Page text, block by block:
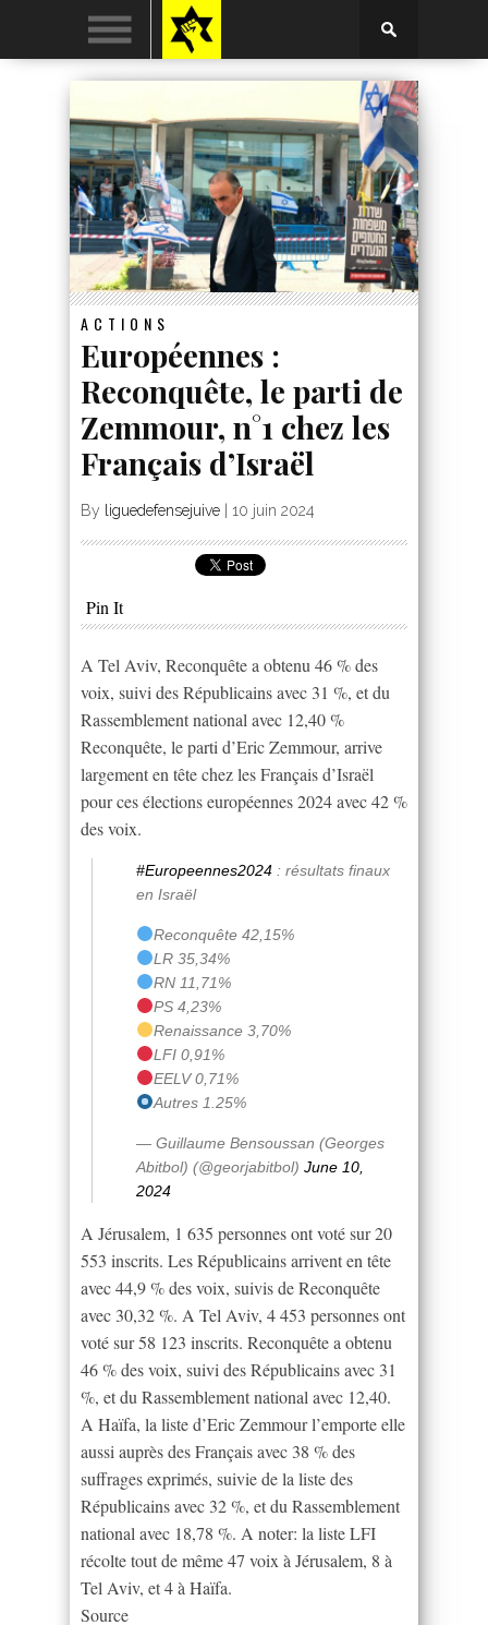
ACTIONS
Européennes :
Reconquête, le parti de
Zemmour, n°1 chez les
Français d’Israël
By liguedefensejuive 10 juin 2024
Pin It
A Tel Aviv, Reconquête a obtenu 46 % des
voix, suivi des Républicains avec 31 %, et du
Rassemblement national avec 12,40 %
Reconquête, le parti d’Eric Zemmour, arrive
largement en tête chez les Français d’Israël
pour ces élections européennes 2024 avec 42 %
des voix.
#Europeennes2024 : résultats finaux
en Israël
Reconquête 42,15%
LR 35,34%
RN 11,71%
PS 4,23%
Renaissance 3,70%
LFI 0,91%
EELV 0,71%
Autres 1.25%
— Guillaume Bensoussan (Georges
Abitbol) (@georjabitbol) June 10,
2024
A Jérusalem, 1 635 personnes ont voté sur 20
553 inscrits. Les Républicains arrivent en tête
avec 44,9 % des voix, suivis de Reconquête
avec 30,32 %. A Tel Aviv, 4 453 personnes ont
voté sur 58 123 inscrits. Reconquête a obtenu
46 % des voix, suivi des Républicains avec 31
%, et du Rassemblement national avec 12,40.
A Haïfa, la liste d’Eric Zemmour l’emporte elle
aussi auprès des Français avec 38 % des
suffrages exprimés, suivie de la liste des
Républicains avec 32 %, et du Rassemblement
national avec 18,78 %. A noter: la liste LFI
récolte tout de même 47 voix à Jérusalem, 8 à
Tel Aviv, et 4 à Haïfa.
Source